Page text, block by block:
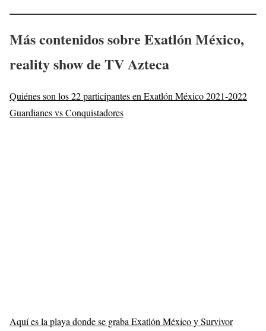
Más contenidos sobre Exatlón México,
reality show de TV Azteca
Quiénes son los 22 participantes en Exatlón México 2021-2022
Guardianes vs Conquistadores
Aquí es la playa donde se graba Exatlón México y Survivor